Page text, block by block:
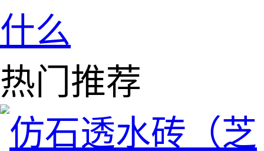
什么
热门推荐